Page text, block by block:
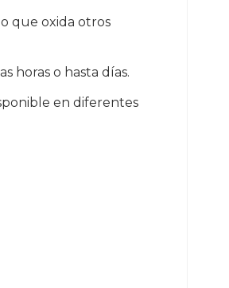
que oxida otros
horas o hasta días.
en diferentes